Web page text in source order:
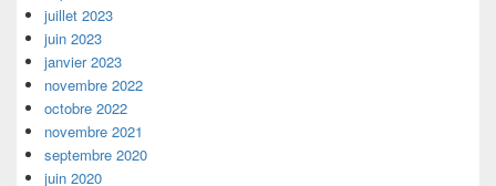
juillet 2023
juin 2023
janvier 2023
novembre 2022
octobre 2022
novembre 2021
septembre 2020
juin 2020